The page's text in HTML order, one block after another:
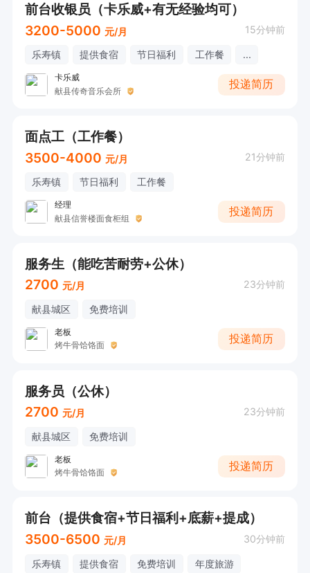
前台收银员（卡乐威+有无经验均可）
3200-5000 元/月 15分钟前
乐寿镇 提供食宿 节日福利 工作餐 ...
卡乐威
献县传奇音乐会所
投递简历
面点工（工作餐）
3500-4000 元/月 21分钟前
乐寿镇 节日福利 工作餐
经理
献县信誉楼面食柜组
投递简历
服务生（能吃苦耐劳+公休）
2700 元/月 23分钟前
献县城区 免费培训
老板
烤牛骨饸饹面
投递简历
服务员（公休）
2700 元/月 23分钟前
献县城区 免费培训
老板
烤牛骨饸饹面
投递简历
前台（提供食宿+节日福利+底薪+提成）
3500-6500 元/月 30分钟前
乐寿镇 提供食宿 免费培训 年度旅游